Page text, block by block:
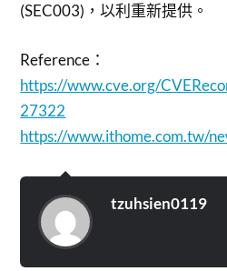
(SEC003)，以利重新提供。
Reference：
https://www.cve.org/
27322
https://www.ithome.com.tw/
tzuhsien0119